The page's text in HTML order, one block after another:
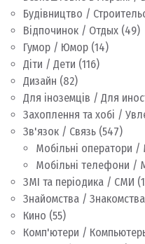
Будівництво /
Відпочинок / Отдых (49)
Гумор / Юмор (14)
Діти / Дети (116)
Дизайн (82)
Для іноземців / Для
Захоплення та хобі /
Зв'язок / Связь (547)
Мобільні оператори
Мобільні телефони /
ЗМІ та періодика / СМИ
Знайомства / Знакомства
Кино (55)
Комп'ютери /